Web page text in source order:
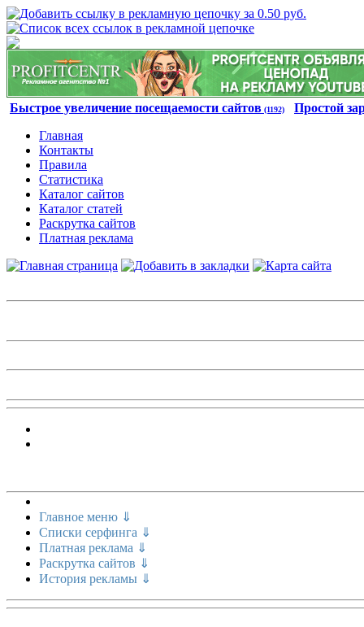
Быстрое увеличение посещаемости сайтов (1192) Простой
Главная
Контакты
Правила
Статистика
Каталог сайтов
Каталог статей
Раскрутка сайтов
Платная реклама
Главное меню ⇓
Списки серфинга ⇓
Платная реклама ⇓
Раскрутка сайтов ⇓
История рекламы ⇓